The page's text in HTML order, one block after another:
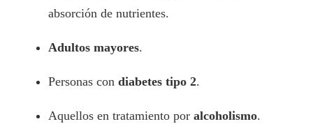
absorción de nutrientes.
Adultos mayores.
Personas con diabetes tipo 2.
Aquellos en tratamiento por alcoholismo.